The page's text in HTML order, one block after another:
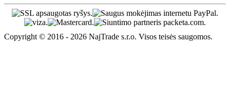
Copyright © 2016 - 2026 NajTrade s.r.o. Visos teisės saugomos.